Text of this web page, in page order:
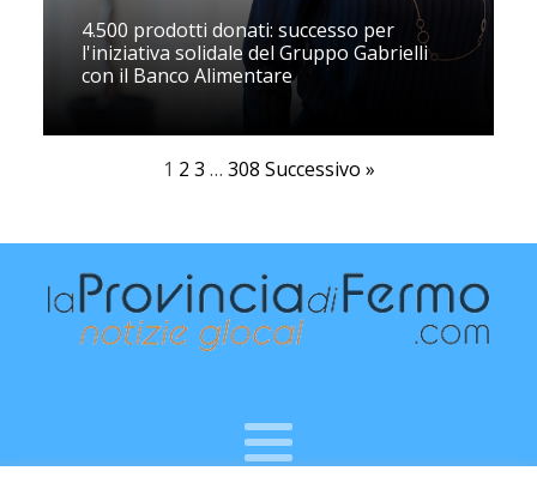
4.500 prodotti donati: successo per
l'iniziativa solidale del Gruppo Gabrielli
con il Banco Alimentare
1 2 3 … 308 Successivo »